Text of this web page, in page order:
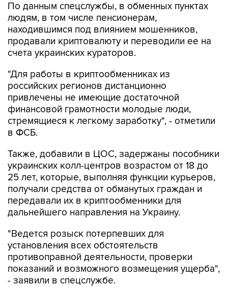
По данным спецслужбы, в обменных пунктах
людям, в том числе пенсионерам,
находившимся под влиянием мошенников,
продавали криптовалюту и переводили ее на
счета украинских кураторов.
"Для работы в криптообменниках из
российских регионов дистанционно
привлечены не имеющие достаточной
финансовой грамотности молодые люди,
стремящиеся к легкому заработку", - отметили
в ФСБ.
Также, добавили в ЦОС, задержаны пособники
украинских колл-центров возрастом от 18 до
25 лет, которые, выполняя функции курьеров,
получали средства от обманутых граждан и
передавали их в криптообменники для
дальнейшего направления на Украину.
"Ведется розыск потерпевших для
установления всех обстоятельств
противоправной деятельности, проверки
показаний и возможного возмещения ущерба",
- заявили в спецслужбе.